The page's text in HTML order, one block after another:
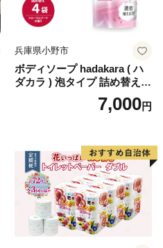
-1]
兵庫県小野市
ボディソープ hadakara ( ハ
ダカラ ) 泡タイプ 詰め替え 4
40ml×4袋 ボディーソープ 泡
ボディソープ 泡 日用品 消耗
泡石鹸 石鹸 兵庫 兵庫県 小野
7,000円